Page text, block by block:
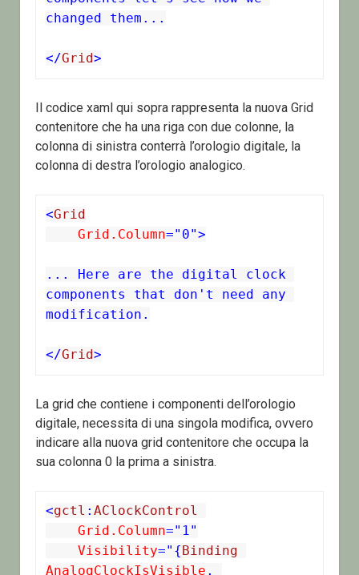
changed them...
</Grid>
Il codice xaml qui sopra rappresenta la nuova Grid
contenitore che ha una riga con due colonne, la
colonna di sinistra conterrà l’orologio digitale, la
colonna di destra l’orologio analogico.
<Grid
Grid.Column="0">
... Here are the digital clock
components that don't need any
modification.
</Grid>
La grid che contiene i componenti dell’orologio
digitale, necessita di una singola modifica, ovvero
indicare alla nuova grid contenitore che occupa la
sua colonna 0 la prima a sinistra.
<gctl : AClockControl
Grid.Column="1"
Visibility="{Binding
AnalogClockIsVisible ,